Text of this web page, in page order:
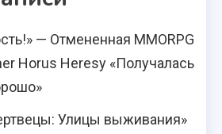
— Отмененная MMORPG
Horus Heresy «Получалась
Улицы выживания»